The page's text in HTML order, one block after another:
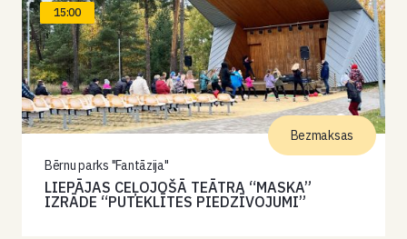
15:00
Bērnu parks "Fantāzija"
LIEPĀJAS CEĻOJOŠĀ TEĀTRA “MASKA”
IZRĀDE “PUTEKLĪTES PIEDZĪVOJUMI”
Bezmaksas